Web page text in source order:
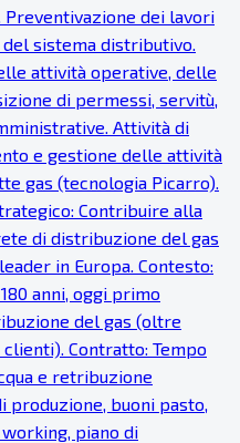
dei lavori
sistema distributivo.
attività operative, delle
di permessi, servitù,
Attività di
e gestione delle attività
gas (tecnologia Picarro).
Contribuire alla
di distribuzione del gas
in Europa. Contesto:
anni, oggi primo
del gas (oltre
Contratto: Tempo
e retribuzione
buoni pasto,
piano di